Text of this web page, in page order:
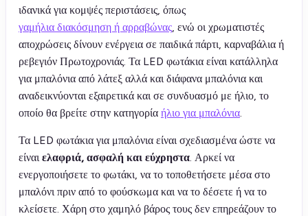
ιδανικά για κομψές περιστάσεις, όπως
γαμήλια διακόσμηση ή αρραβώνας, ενώ οι χρωματιστές
αποχρώσεις δίνουν ενέργεια σε παιδικά πάρτι, καρναβάλια ή
ρεβεγιόν Πρωτοχρονιάς. Τα LED φωτάκια είναι κατάλληλα
για μπαλόνια από λάτεξ αλλά και διάφανα μπαλόνια και
αναδεικνύονται εξαιρετικά και σε συνδυασμό με ήλιο, το
οποίο θα βρείτε στην κατηγορία ήλιο για μπαλόνια.
Τα LED φωτάκια για μπαλόνια είναι σχεδιασμένα ώστε να
είναιελαφριά, ασφαλή και εύχρηστα. Αρκεί να
ενεργοποιήσετε το φωτάκι, να το τοποθετήσετε μέσα στο
μπαλόνι πριν από το φούσκωμα και να το δέσετε ή να το
κλείσετε. Χάρη στο χαμηλό βάρος τους δεν επηρεάζουν το